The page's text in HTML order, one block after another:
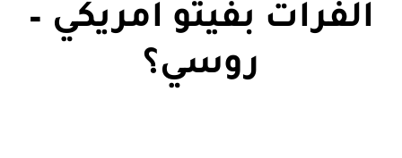
الفرات بفيتو أمريكي –
روسي؟